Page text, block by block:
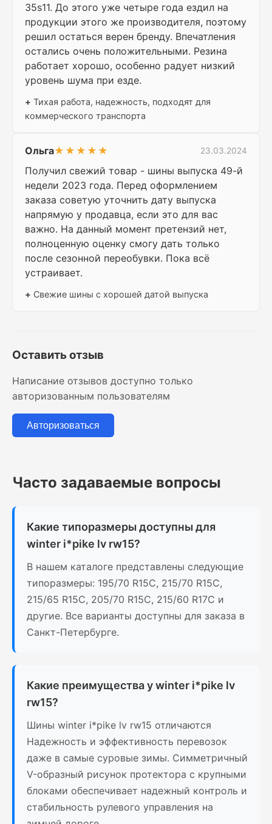
35s11. До этого уже четыре года ездил на
продукции этого же производителя, поэтому
решил остаться верен бренду. Впечатления
остались очень положительными. Резина
работает хорошо, особенно радует низкий
уровень шума при езде.
+ Тихая работа, надежность, подходят для
коммерческого транспорта
Ольга★★★★★ 23.03.2024
Получил свежий товар - шины выпуска 49-й
недели 2023 года. Перед оформлением
заказа советую уточнить дату выпуска
напрямую у продавца, если это для вас
важно. На данный момент претензий нет,
полноценную оценку смогу дать только
после сезонной переобувки. Пока всё
устраивает.
+ Свежие шины с хорошей датой выпуска
Оставить отзыв
Написание отзывов доступно только
авторизованным пользователям
Авторизоваться
Часто задаваемые вопросы
Какие типоразмеры доступны для
winter i*pike lv rw15?
В нашем каталоге представлены следующие
типоразмеры: 195/70 R15C, 215/70 R15C,
215/65 R15C, 205/70 R15C, 215/60 R17C и
другие. Все варианты доступны для заказа в
Санкт-Петербурге.
Какие преимущества у winter i*pike lv
rw15?
Шины winter i*pike lv rw15 отличаются
Надежность и эффективность перевозок
даже в самые суровые зимы. Симметричный
V-образный рисунок протектора с крупными
блоками обеспечивает надежный контроль и
стабильность рулевого управления на